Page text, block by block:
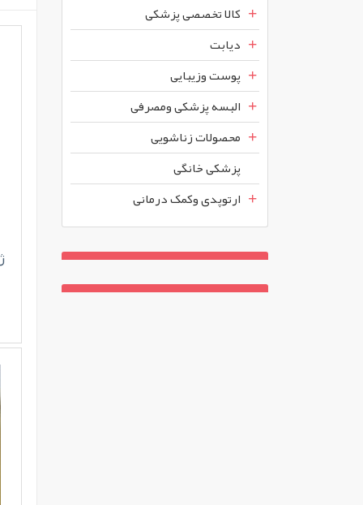
کالا تخصصی پزشکی
دیابت
پوست وزیبایی
البسه پزشکی ومصرفی
محصولات زناشویی
پزشکی خانگی
ارتوپدی وکمک درمانی